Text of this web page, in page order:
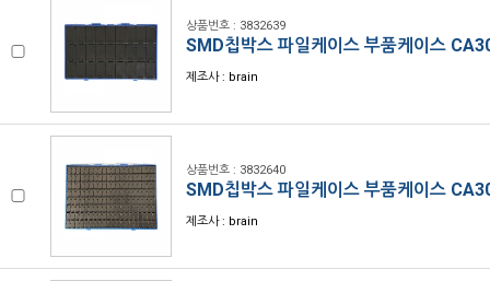
상품번호 : 3832639
SMD칩박스 파일케이스 부품케이스
제조사 : brain
상품번호 : 3832640
SMD칩박스 파일케이스 부품케이스
제조사 : brain